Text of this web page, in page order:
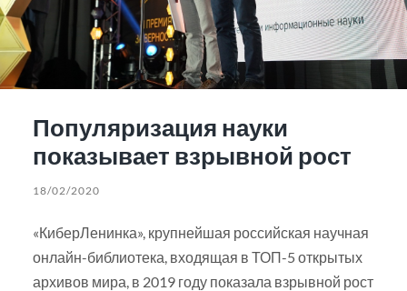
Популяризация науки
показывает взрывной рост
18/02/2020
«КиберЛенинка», крупнейшая российская научная
онлайн-библиотека, входящая в ТОП-5 открытых
архивов мира, в 2019 году показала взрывной рост